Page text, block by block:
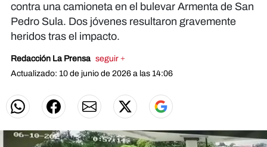
contra una camioneta en el bulevar Armenta de San
Pedro Sula. Dos jóvenes resultaron gravemente
heridos tras el impacto.
Redacción La Prensa seguir +
Actualizado: 10 de junio de 2026 a las 14:06